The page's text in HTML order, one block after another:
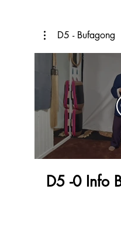
D5 - Bufagong
D5 -0 Info